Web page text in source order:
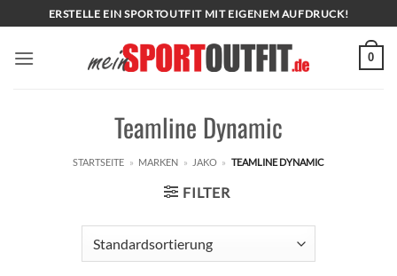
Inhalt
springen
ERSTELLE EIN SPORTOUTFIT MIT EIGENEM AUFDRUCK!
0
Teamline Dynamic
STARTSEITE » MARKEN » JAKO » TEAMLINE DYNAMIC
FILTER